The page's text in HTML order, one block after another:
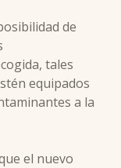
de
tales
equipados
a la
el nuevo